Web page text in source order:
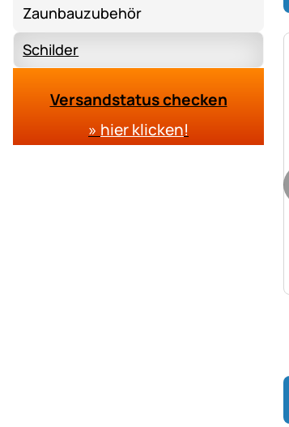
Zaunbauzubehör
Schilder
Versandstatus checken
» hier klicken!